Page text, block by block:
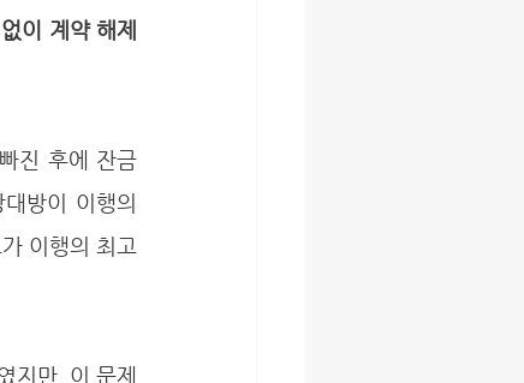
이 계약 해제
방이 이행의
이행의 최고